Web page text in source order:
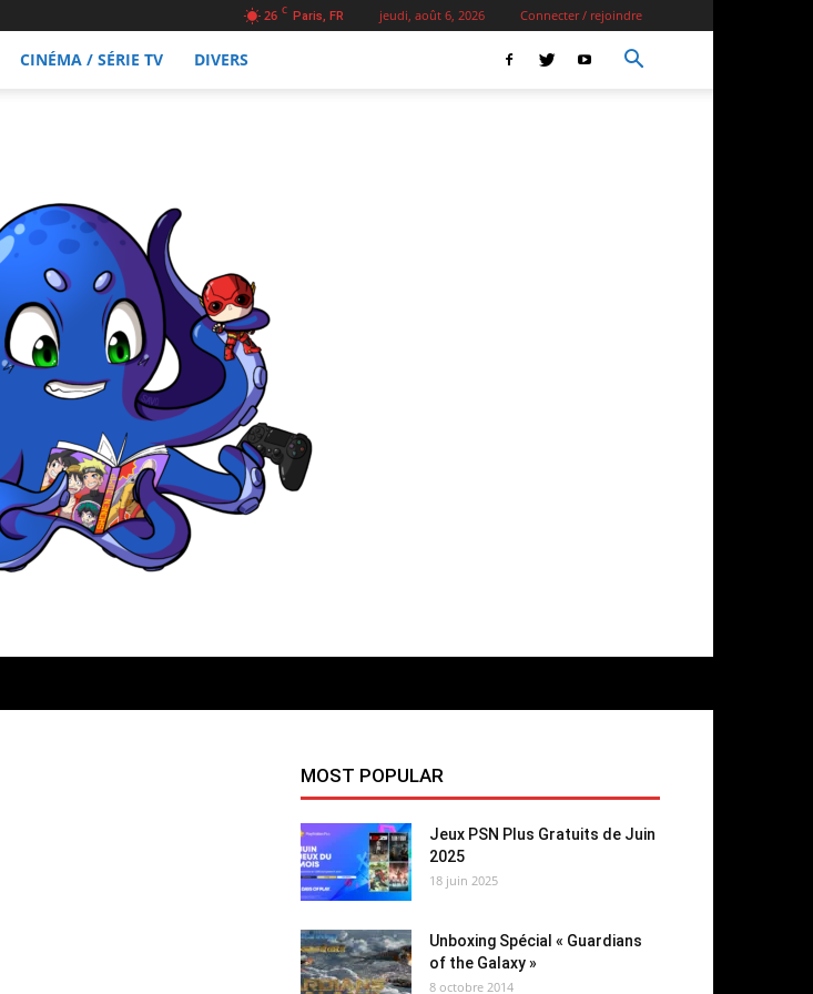
26 C Paris, FR jeudi, août 6, 2026 Connecter / rejoindre
CINÉMA / SÉRIE TV DIVERS
MOST POPULAR
Jeux PSN Plus Gratuits de Juin
2025
18 juin 2025
Unboxing Spécial « Guardians
of the Galaxy »
8 octobre 2014